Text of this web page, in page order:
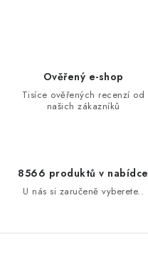
u
Ověřený e-shop
Tisíce ověřených recenzí od
našich zákazníků
8566 produktů v nabídce
U nás si zaručeně vyberete..